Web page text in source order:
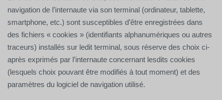
navigation de l’internaute via son terminal (ordinateur, tablette,
smartphone, etc.) sont susceptibles d’être enregistrées dans
des fichiers « cookies » (identifiants alphanumériques ou autres
traceurs) installés sur ledit terminal, sous réserve des choix ci-
après exprimés par l’internaute concernant lesdits cookies
(lesquels choix pouvant être modifiés à tout moment) et des
paramètres du logiciel de navigation utilisé.